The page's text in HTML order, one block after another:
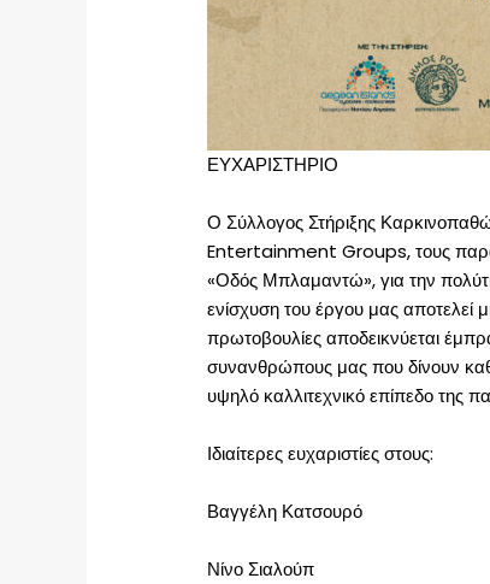
ΕΥΧΑΡΙΣΤΗΡΙΟ
Ο Σύλλογος Στήριξης
Entertainment Groups, τους
«Οδός Μπλαμαντώ», για την
ενίσχυση του έργου μας αποτελεί
πρωτοβουλίες αποδεικνύεται
συνανθρώπους μας που δίνουν
υψηλό καλλιτεχνικό επίπεδο της
Ιδιαίτερες ευχαριστίες στους:
Βαγγέλη Κατσουρό
Νίνο Σιαλούπ